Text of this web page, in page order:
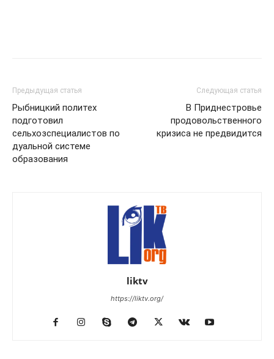
Предыдущая статья
Рыбницкий политех
подготовил
сельхозспециалистов по
дуальной системе
образования
Следующая статья
В Приднестровье
продовольственного
кризиса не предвидится
liktv
https://liktv.org/